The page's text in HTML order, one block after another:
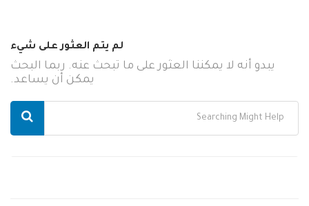
لم يتم العثور على شيء
يبدو أنه لا يمكننا العثور على ما تبحث عنه. ربما البحث
يمكن أن يساعد.